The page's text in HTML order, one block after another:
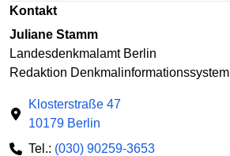
Kontakt
Juliane Stamm
Landesdenkmalamt Berlin
Redaktion Denkmalinformationssystem
Klosterstraße 47
10179 Berlin
Tel.: (030) 90259-3653